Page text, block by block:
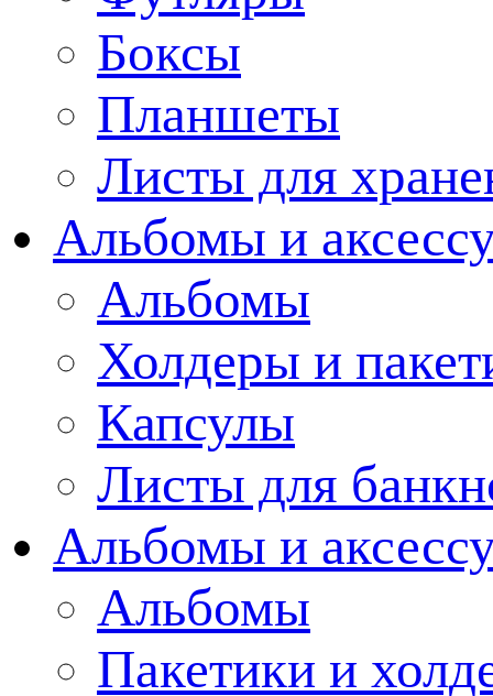
Боксы
Планшеты
Листы для
Альбомы и
Альбомы
Холдеры и
Капсулы
Листы для
Альбомы и
Альбомы
Пакетики и